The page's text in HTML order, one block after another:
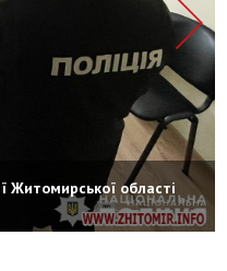
Житомирської області